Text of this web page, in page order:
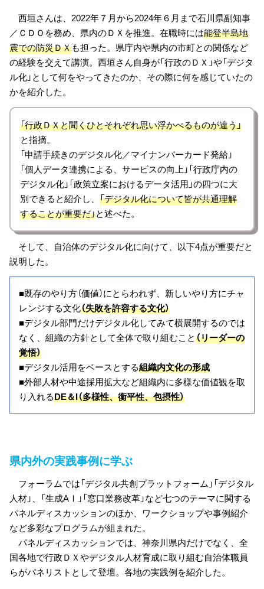
西垣さんは、2022年７月から2024年６月まで石川県副知事
／ＣＤＯを務め、県内のＤＸを推進。在職時には能登半島地
震での防災ＤＸも担った。県庁内や県内の市町との関係など
の経験を交えて講演。西垣さん自身が「行政のＤＸ」や「デジタ
ル化」として何をやってきたのか、その際に何を感じていたの
かを紹介した。
「行政ＤＸと聞くひとそれぞれ思い浮かべるものが違う」
と指摘。
「申請手続きのデジタル化／マイナンバーカード発給」
「個人データ連携による、サービスの向上」「行政庁内の
デジタル化」「政策立案におけるデータ活用」の四つに大
別できると紹介し、 「デジタル化について皆が共通理解
することが重要だ」と述べた。
そして、自治体のデジタル化に向けて、以下4点が重要だと
説明した。
■既存のやり方（価値）にとらわれず、新しいやり方にチャ
レンジする文化（失敗を許容する文化）
■デジタル部門だけデジタル化してみて横展開するのでは
なく、組織の方針として全体で取り組むこと（リーダーの
覚悟）
■デジタル活用をベースとする組織内文化の形成
■外部人材や中途採用拡大など組織内に多様な価値観を取
り入れるDE＆I（多様性、衡平性、包摂性）
県内外の実践事例に学ぶ
フォーラムでは「デジタル共創プラットフォーム」「デジタル
人材」、「生成AⅠ」「窓口業務改革」など七つのテーマに関する
パネルディスカッションのほか、ワークショップや事例紹介
など多彩なプログラムが組まれた。
パネルディスカッションでは、神奈川県内だけでなく、全
国各地で行政ＤＸやデジタル人材育成に取り組む自治体職員
らがパネリストとして登壇。各地の実践例を紹介した。